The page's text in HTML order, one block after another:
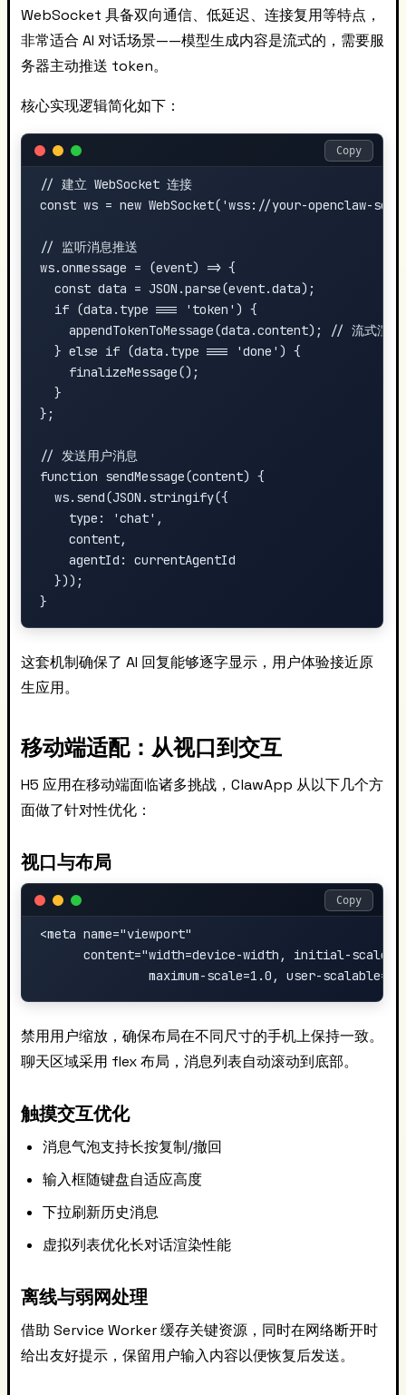
WebSocket 具备双向通信、低延迟、连接复用等特点，
非常适合 AI 对话场景——模型生成内容是流式的，需要服
务器主动推送 token。
核心实现逻辑简化如下：
// 建立 WebSocket 连接
const ws = new WebSocket('wss://your-openclaw-
// 监听消息推送
ws.onmessage = (event) => {
  const data = JSON.parse(event.data);
  if (data.type === 'token') {
    appendTokenToMessage(data.content); // 流式渲染
  } else if (data.type === 'done') {
    finalizeMessage();
  }
};
// 发送用户消息
function sendMessage(content) {
  ws.send(JSON.stringify({
    type: 'chat',
    content,
    agentId: currentAgentId
  }));
Copy
这套机制确保了 AI 回复能够逐字显示，用户体验接近原
生应用。
移动端适配：从视口到交互
H5 应用在移动端面临诸多挑战，ClawApp 从以下几个方
面做了针对性优化：
视口与布局
<meta name="viewport"
content="width=device-width, initial-
Copy
禁用用户缩放，确保布局在不同尺寸的手机上保持一致。
聊天区域采用 flex 布局，消息列表自动滚动到底部。
触摸交互优化
消息气泡支持长按复制/撤回
输入框随键盘自适应高度
下拉刷新历史消息
虚拟列表优化长对话渲染性能
离线与弱网处理
借助 Service Worker 缓存关键资源，同时在网络断开时
给出友好提示，保留用户输入内容以便恢复后发送。